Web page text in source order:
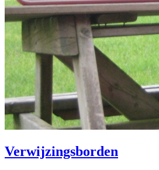
Verwijzingsborden